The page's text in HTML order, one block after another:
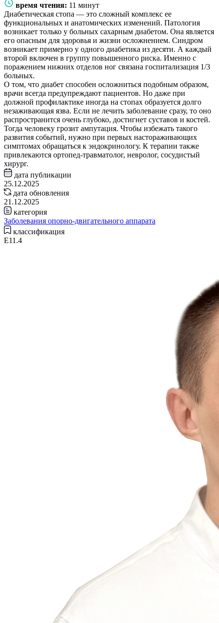
время чтения: 11 минут
Диабетическая стопа — это сложный комплекс ее
функциональных и анатомических изменений. Патология
возникает только у больных сахарным диабетом. Она является
его опасным для здоровья и жизни осложнением. Синдром
возникает примерно у одного диабетика из десяти. А каждый
второй включен в группу повышенного риска. Именно с
поражением нижних отделов ног связана госпитализация 1/3
больных.
О том, что диабет способен осложниться подобным образом,
врачи всегда предупреждают пациентов. Но даже при
должной профилактике иногда на стопах образуется долго
незаживающая язва. Если не лечить заболевание сразу, то оно
распространится очень глубоко, достигнет суставов и костей.
Тогда человеку грозит ампутация. Чтобы избежать такого
развития событий, нужно при первых настораживающих
симптомах обращаться к эндокринологу. К терапии также
привлекаются ортопед-травматолог, невролог, сосудистый
хирург.
дата публикации
25.12.2025
дата обновления
21.12.2025
категория
Заболевания опорно-двигательного аппарата
классификация
E11.4